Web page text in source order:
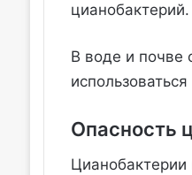
цианобактерий.
В воде и почве
Опасность